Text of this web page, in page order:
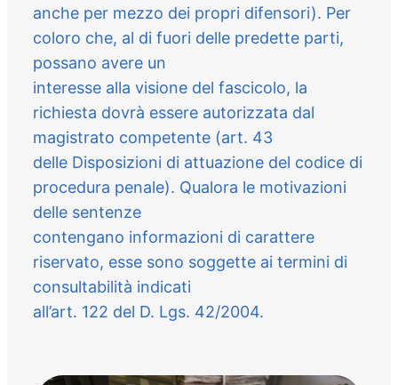
anche per mezzo dei propri difensori). Per
coloro che, al di fuori delle predette parti,
possano avere un
interesse alla visione del fascicolo, la
richiesta dovrà essere autorizzata dal
magistrato competente (art. 43
delle Disposizioni di attuazione del codice di
procedura penale). Qualora le motivazioni
delle sentenze
contengano informazioni di carattere
riservato, esse sono soggette ai termini di
consultabilità indicati
all’art. 122 del D. Lgs. 42/2004.